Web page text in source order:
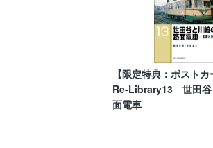
【限定特典：ポスト
Re-Library13 世田谷
面電車